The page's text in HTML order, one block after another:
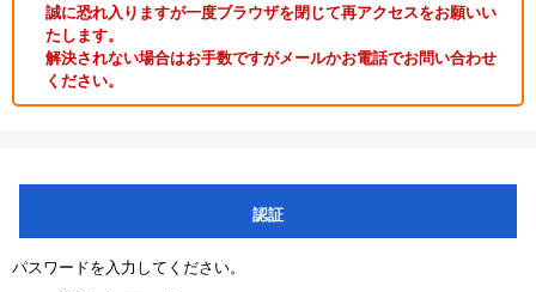
誠に恐れ入りますが一度ブラウザを閉じて再アクセスをお願いい
たします。
解決されない場合はお手数ですがメールかお電話でお問い合わせ
ください。
認証
パスワードを入力してください。